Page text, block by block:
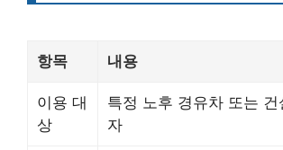
항목 내용
이용 대
상
특정 노후 경유차 또는 건
자